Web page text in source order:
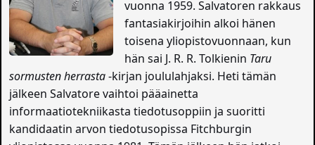
vuonna 1959. Salvatoren rakkaus
fantasiakirjoihin alkoi hänen
toisena yliopistovuonnaan, kun
hän sai J. R. R. Tolkienin Taru
sormusten herrasta-kirjan joululahjaksi. Heti tämän
jälkeen Salvatore vaihtoi pääainetta
informaatiotekniikasta tiedotusoppiin ja suoritti
kandidaatin arvon tiedotusopissa Fitchburgin